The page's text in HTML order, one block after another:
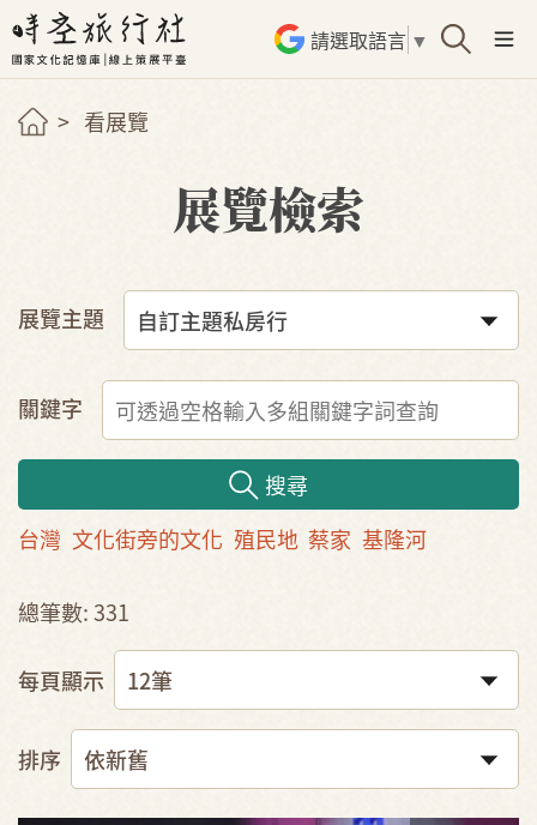
請選取語言 ▼
看展覽
展覽檢索
展覽主題
關鍵字
搜尋
台灣 文化街旁的文化 殖民地 蔡家 基隆河
總筆數: 331
每頁顯示
排序